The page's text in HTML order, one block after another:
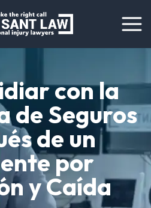
con la
de Seguros
de un
por
y Caída